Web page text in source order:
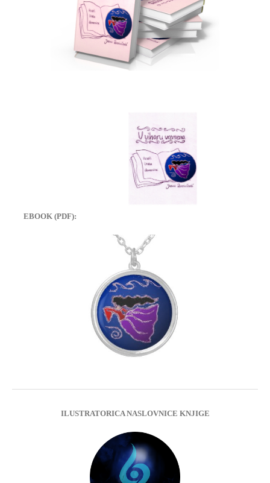
EBOOK (PDF):
ILUSTRATORICA NASLOVNICE KNJIGE